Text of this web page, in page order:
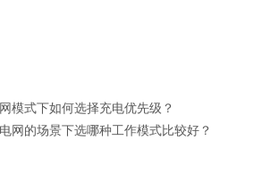
模式下如何选择充电优先级？
网的场景下选哪种工作模式比较好？